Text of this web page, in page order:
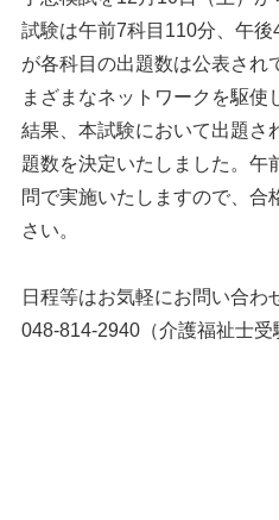
試験は午前7科目110分、午
が各科目の出題数は公表され
まざまなネットワークを駆使
結果、本試験において出題さ
題数を決定いたしました。午
問で実施いたしますので、合
さい。
日程等はお気軽にお問い合わ
048-814-2940（介護福祉士受